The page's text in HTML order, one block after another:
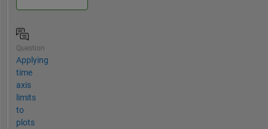
Question
Applying
time
axis
limits
to
plots